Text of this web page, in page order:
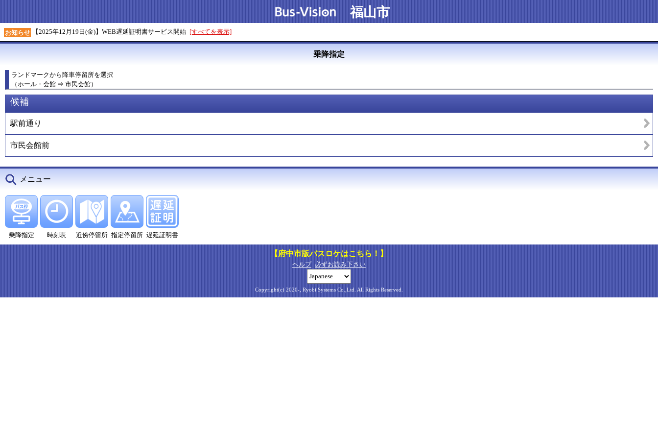
福山市
お知らせ 【2025年12月19日(金)】WEB遅延証明書サービス開始 [すべてを表示]
乗降指定
ランドマークから降車停留所を選択
（ホール・会館 ⇒ 市民会館）
候補
駅前通り
市民会館前
メニュー
乗降指定 時刻表 近傍停留所 指定停留所 遅延証明書
【府中市版バスロケはこちら！】
ヘルプ 必ずお読み下さい
Copyright(c) 2020-, Ryobi Systems Co.,Ltd. All Rights Reserved.